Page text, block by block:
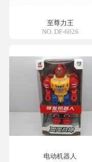
至尊力王
NO. DF-6026
电动机器人